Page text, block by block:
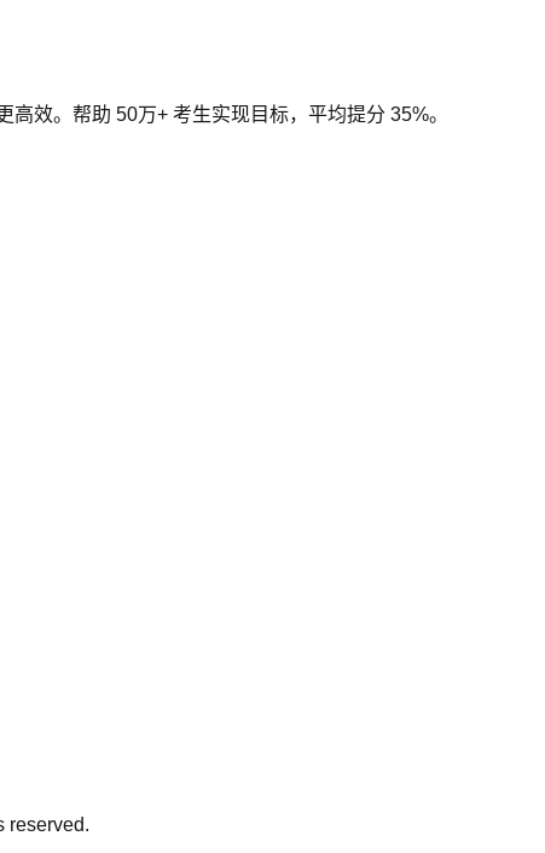
高效。帮助 50万+ 考生实现目标，平均提分 35%。
reserved.